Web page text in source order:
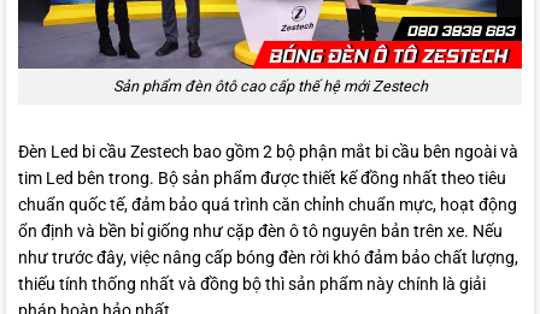
Sản phẩm đèn ôtô cao cấp thế hệ mới Zestech
Đèn Led bi cầu Zestech bao gồm 2 bộ phận mắt bi cầu bên ngoài và
tim Led bên trong. Bộ sản phẩm được thiết kế đồng nhất theo tiêu
chuẩn quốc tế, đảm bảo quá trình căn chỉnh chuẩn mực, hoạt động
ổn định và bền bỉ giống như cặp đèn ô tô nguyên bản trên xe. Nếu
như trước đây, việc nâng cấp bóng đèn rời khó đảm bảo chất lượng,
thiếu tính thống nhất và đồng bộ thì sản phẩm này chính là giải